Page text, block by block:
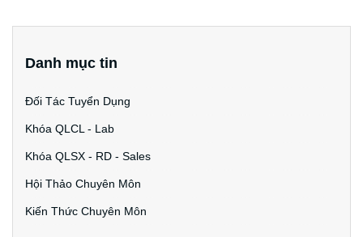
Danh mục tin
Đối Tác Tuyển Dụng
Khóa QLCL - Lab
Khóa QLSX - RD - Sales
Hội Thảo Chuyên Môn
Kiến Thức Chuyên Môn